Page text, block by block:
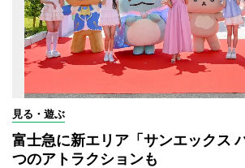
見る・遊ぶ
富士急に新エリア「サンエックス
つのアトラクションも